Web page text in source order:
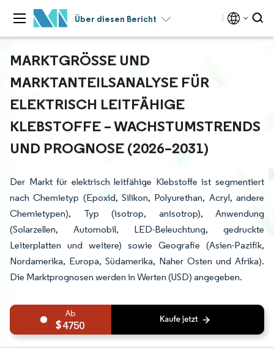
Über diesen Bericht
MARKTGRÖSSE UND M
ARKTANTEILSANALYSE FÜR E
LEKTRISCH LEITFÄHIGE K
LEBSTOFFE – WACHSTUMSTRENDS U
ND PROGNOSE (2026–2031)
Der Markt für elektrisch leitfähige Klebstoffe ist segmentiert
nach Chemietyp (Epoxid, Silikon, Polyurethan, Acryl, andere
Chemietypen), Typ (isotrop, anisotrop), Anwendung
(Solarzellen, Automobil, LED-Beleuchtung, gedruckte
Leiterplatten und weitere) sowie Geografie (Asien-Pazifik,
Nordamerika, Europa, Südamerika, Naher Osten und Afrika).
Die Marktprognosen werden in Werten (USD) angegeben.
4750